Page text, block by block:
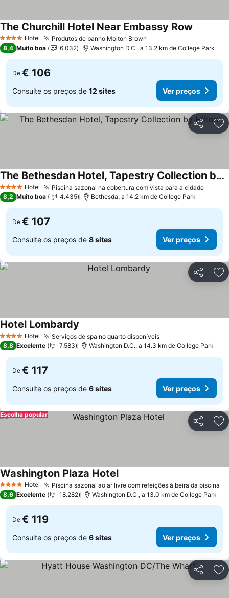
4 EstrelasHotel Produtos de banho Molton Brown
The Churchill Hotel Near Embassy Row
8,4 Muito boa 6.032 Washington D.C., a 13.2 km de College Park
De € 106
Consulte os preços de 12 sites Ver preços
Partilhar
4 EstrelasHotel Piscina sazonal na cobertura com vista para a cidadeVer
The Bethesdan Hotel, Tapestry Collection by Hilton
Ver preços
8,2 Muito boa 4.435 Bethesda, a 14.2 km de College Park
De € 107
Consulte os preços de 8 sites Ver preços
Partilhar
4 EstrelasHotel Serviços de spa no quarto disponíveisVer preços
Hotel Lombardy
8,8 Excelente 7.583 Washington D.C., a 14.3 km de College Park
De € 117
Consulte os preços de 6 sites Ver preços
Partilhar
Escolha popular
4 EstrelasHotel Piscina sazonal ao ar livre com refeições à beira da piscina
Washington Plaza HotelVer preços
8,6 Excelente 18.282 Washington D.C., a 13.0 km de College Park
De € 119
Consulte os preços de 6 sites Ver preços
Partilhar